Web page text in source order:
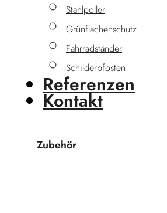
Stahlpoller
Grünflachenschutz
Fahrradständer
Schilderpfosten
Referenzen
Kontakt
Zubehör